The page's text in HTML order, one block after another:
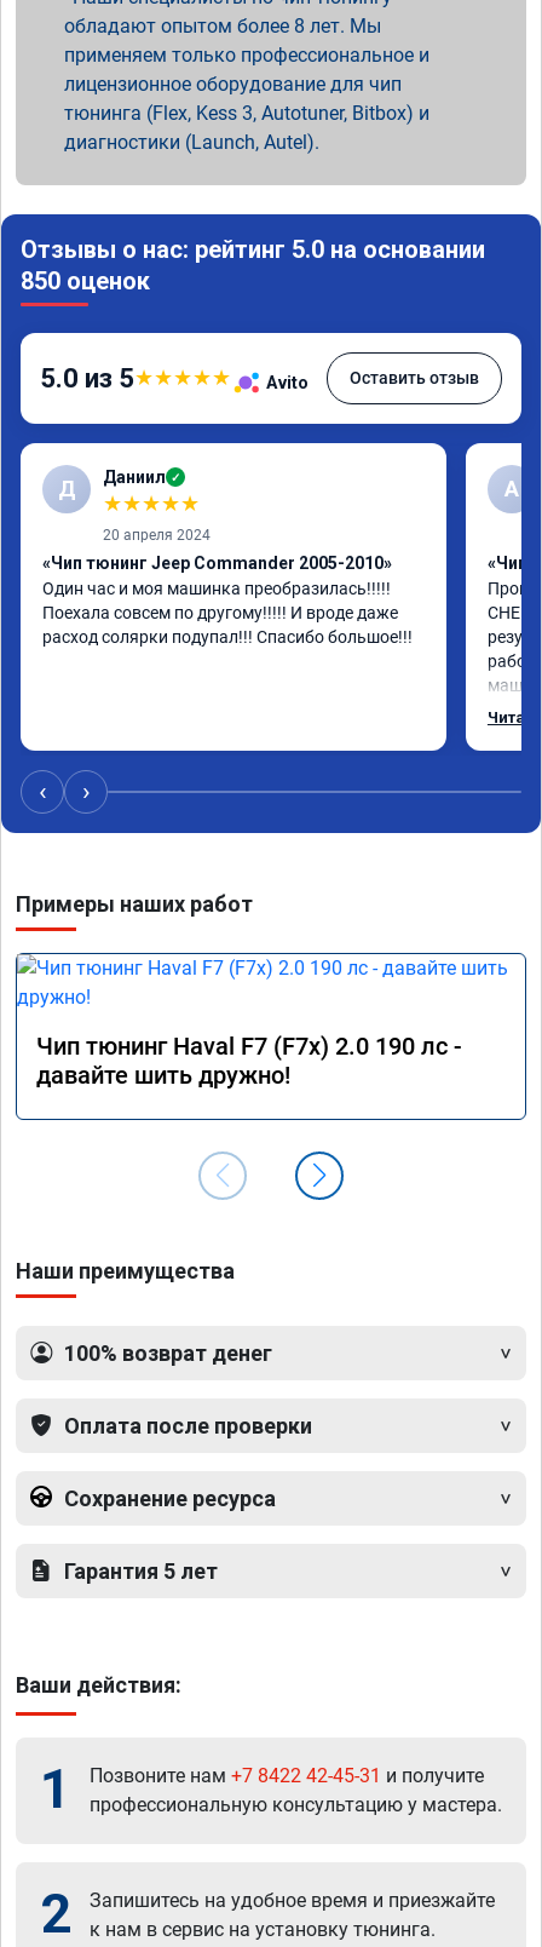
обладают опытом более 8 лет. Мы
применяем только профессиональное и
лицензионное оборудование для чип
тюнинга (Flex, Kess 3, Autotuner, Bitbox) и
диагностики (Launch, Autel).
Отзывы о нас: рейтинг 5.0 на основании
850 оценок
5.0 из 5★★★★★ Avito Оставить отзыв
Д Даниил ✓
★★★★★
20 апреля 2024
«Чип тюнинг Jeep Commander 2005-2010»
Один час и моя машинка преобразилась!!!!!
Поехала совсем по другому!!!!! И вроде даже
расход солярки подупал!!! Спасибо большое!!!
А
«Чип
‹ ›
Примеры наших работ
Чип тюнинг Haval F7 (F7x) 2.0 190 лс -
давайте шить дружно!
Наши преимущества
100% возврат денег
Оплата после проверки
Сохранение ресурса
Гарантия 5 лет
Ваши действия:
1 Позвоните нам +7 8422 42-45-31 и получите
профессиональную консультацию у мастера.
2
Запишитесь на удобное время и приезжайте
к нам в сервис на установку тюнинга.